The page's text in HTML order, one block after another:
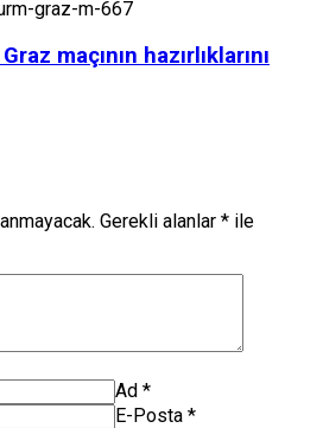
maçının hazırlıklarını
Gerekli alanlar * ile
Ad *
E-Posta *